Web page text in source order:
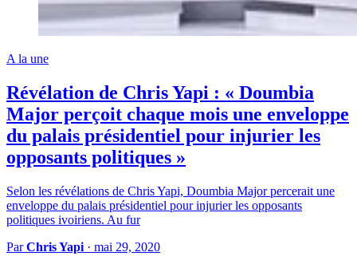
A la une
Révélation de Chris Yapi : « Doumbia
Major perçoit chaque mois une enveloppe
du palais présidentiel pour injurier les
opposants politiques »
Selon les révélations de Chris Yapi, Doumbia Major percerait une
enveloppe du palais présidentiel pour injurier les opposants
politiques ivoiriens. Au fur
ParChris Yapi · mai 29, 2020